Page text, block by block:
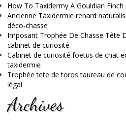
How To Taxidermy A Gouldian
Ancienne Taxidermie renard
déco-chasse
Imposant Trophée De Chasse Tête
cabinet de curiosité
Cabinet de curiosité foetus de chat
taxidermie
Trophée tete de toros taureau de
légal
Archives